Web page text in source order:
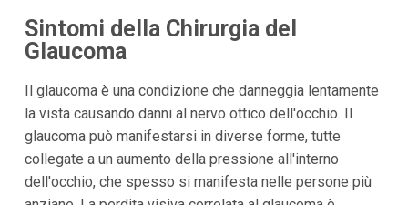
Sintomi della Chirurgia del
Glaucoma
Il glaucoma è una condizione che danneggia lentamente
la vista causando danni al nervo ottico dell'occhio. Il
glaucoma può manifestarsi in diverse forme, tutte
collegate a un aumento della pressione all'interno
dell'occhio, che spesso si manifesta nelle persone più